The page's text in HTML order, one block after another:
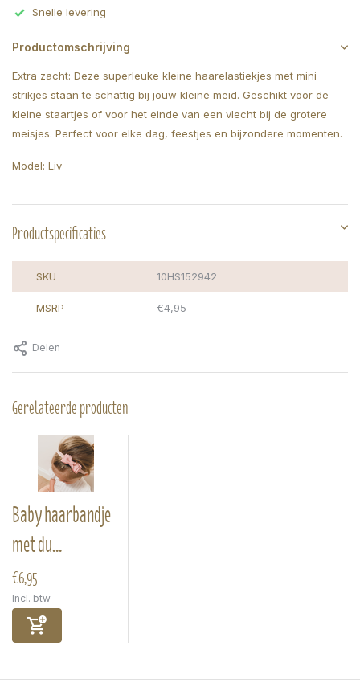
Snelle levering
Productomschrijving
Extra zacht: Deze superleuke kleine haarelastiekjes met mini
strikjes staan te schattig bij jouw kleine meid. Geschikt voor de
kleine staartjes of voor het einde van een vlecht bij de grotere
meisjes. Perfect voor elke dag, feestjes en bijzondere momenten.
Model: Liv
Productspecificaties
SKU 10HS152942
MSRP €4,95
Delen
Gerelateerde producten
Baby haarbandje
met du...
€6,95
Incl. btw